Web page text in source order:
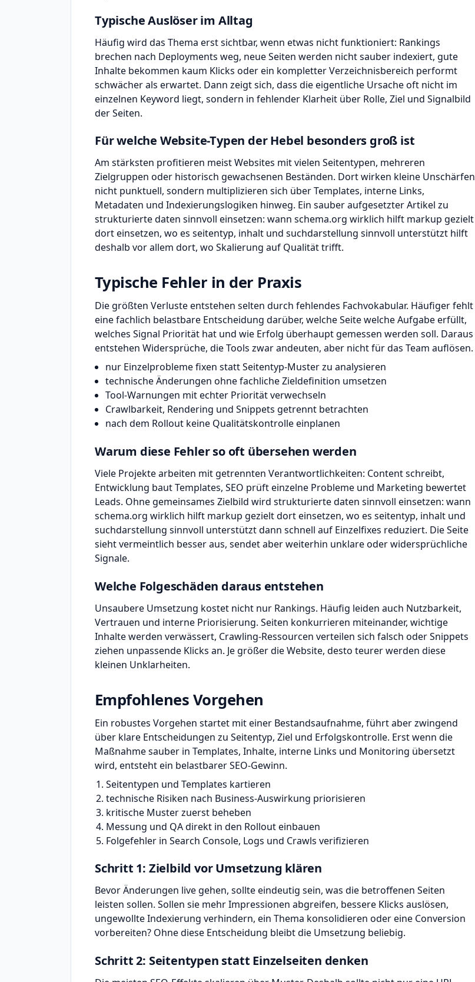
Typische Auslöser im Alltag
Häufig wird das Thema erst sichtbar, wenn etwas nicht funktioniert: Rankings
brechen nach Deployments weg, neue Seiten werden nicht sauber indexiert, gute
Inhalte bekommen kaum Klicks oder ein kompletter Verzeichnisbereich performt
schwächer als erwartet. Dann zeigt sich, dass die eigentliche Ursache oft nicht im
einzelnen Keyword liegt, sondern in fehlender Klarheit über Rolle, Ziel und Signalbild
der Seiten.
Für welche Website-Typen der Hebel besonders groß ist
Am stärksten profitieren meist Websites mit vielen Seitentypen, mehreren
Zielgruppen oder historisch gewachsenen Beständen. Dort wirken kleine Unschärfen
nicht punktuell, sondern multiplizieren sich über Templates, interne Links,
Metadaten und Indexierungslogiken hinweg. Ein sauber aufgesetzter Artikel zu
strukturierte daten sinnvoll einsetzen: wann schema.org wirklich hilft markup gezielt
dort einsetzen, wo es seitentyp, inhalt und suchdarstellung sinnvoll unterstützt hilft
deshalb vor allem dort, wo Skalierung auf Qualität trifft.
Typische Fehler in der Praxis
Die größten Verluste entstehen selten durch fehlendes Fachvokabular. Häufiger fehlt
eine fachlich belastbare Entscheidung darüber, welche Seite welche Aufgabe erfüllt,
welches Signal Priorität hat und wie Erfolg überhaupt gemessen werden soll. Daraus
entstehen Widersprüche, die Tools zwar andeuten, aber nicht für das Team auflösen.
nur Einzelprobleme fixen statt Seitentyp-Muster zu analysieren
technische Änderungen ohne fachliche Zieldefinition umsetzen
Tool-Warnungen mit echter Priorität verwechseln
Crawlbarkeit, Rendering und Snippets getrennt betrachten
nach dem Rollout keine Qualitätskontrolle einplanen
Warum diese Fehler so oft übersehen werden
Viele Projekte arbeiten mit getrennten Verantwortlichkeiten: Content schreibt,
Entwicklung baut Templates, SEO prüft einzelne Probleme und Marketing bewertet
Leads. Ohne gemeinsames Zielbild wird strukturierte daten sinnvoll einsetzen: wann
schema.org wirklich hilft markup gezielt dort einsetzen, wo es seitentyp, inhalt und
suchdarstellung sinnvoll unterstützt dann schnell auf Einzelfixes reduziert. Die Seite
sieht vermeintlich besser aus, sendet aber weiterhin unklare oder widersprüchliche
Signale.
Welche Folgeschäden daraus entstehen
Unsaubere Umsetzung kostet nicht nur Rankings. Häufig leiden auch Nutzbarkeit,
Vertrauen und interne Priorisierung. Seiten konkurrieren miteinander, wichtige
Inhalte werden verwässert, Crawling-Ressourcen verteilen sich falsch oder Snippets
ziehen unpassende Klicks an. Je größer die Website, desto teurer werden diese
kleinen Unklarheiten.
Empfohlenes Vorgehen
Ein robustes Vorgehen startet mit einer Bestandsaufnahme, führt aber zwingend
über klare Entscheidungen zu Seitentyp, Ziel und Erfolgskontrolle. Erst wenn die
Maßnahme sauber in Templates, Inhalte, interne Links und Monitoring übersetzt
wird, entsteht ein belastbarer SEO-Gewinn.
Seitentypen und Templates kartieren
technische Risiken nach Business-Auswirkung priorisieren
kritische Muster zuerst beheben
Messung und QA direkt in den Rollout einbauen
Folgefehler in Search Console, Logs und Crawls verifizieren
Schritt 1: Zielbild vor Umsetzung klären
Bevor Änderungen live gehen, sollte eindeutig sein, was die betroffenen Seiten
leisten sollen. Sollen sie mehr Impressionen abgreifen, bessere Klicks auslösen,
ungewollte Indexierung verhindern, ein Thema konsolidieren oder eine Conversion
vorbereiten? Ohne diese Entscheidung bleibt die Umsetzung beliebig.
Schritt 2: Seitentypen statt Einzelseiten denken